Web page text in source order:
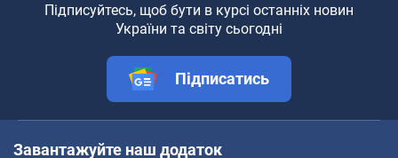
Підписуйтесь, щоб бути в курсі останніх новин
України та світу сьогодні
Підписатись
Завантажуйте наш додаток